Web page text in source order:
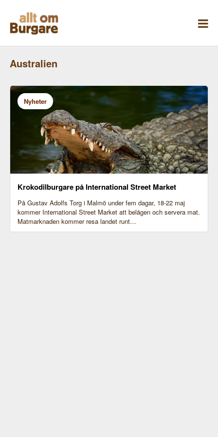
innehåll
Australien
Nyheter
Krokodilburgare på International Street Market
På Gustav Adolfs Torg i Malmö under fem dagar, 18-22 maj
kommer International Street Market att belägen och servera mat.
Matmarknaden kommer resa landet runt…